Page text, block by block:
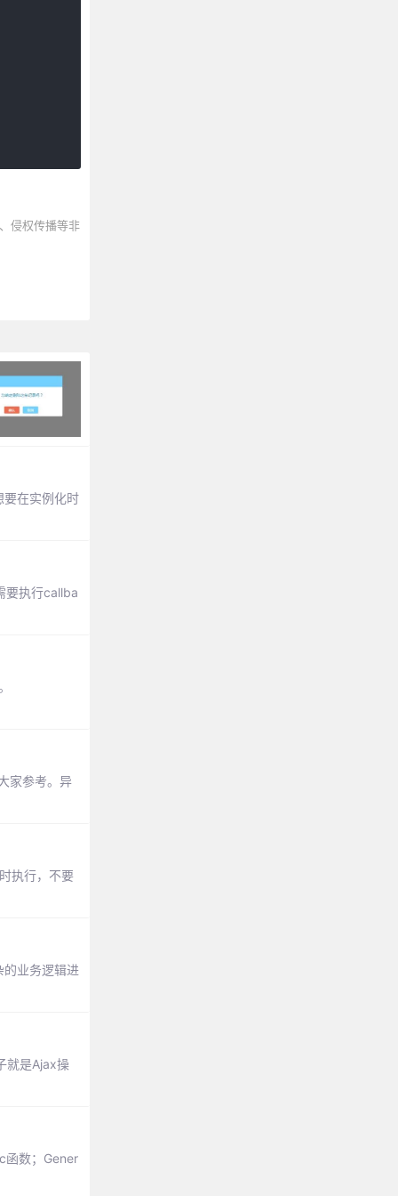
侵权传播等非
在实例化时
要执行callba
家参考。异
执行，不要
业务逻辑进
就是Ajax操
函数；Gener